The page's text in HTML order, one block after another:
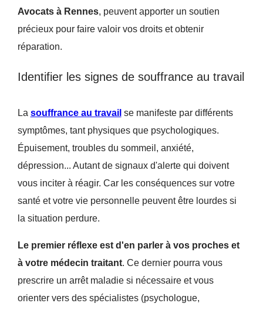
Avocats à Rennes, peuvent apporter un soutien
précieux pour faire valoir vos droits et obtenir
réparation.
Identifier les signes de souffrance au travail
La souffrance au travail se manifeste par différents
symptômes, tant physiques que psychologiques.
Épuisement, troubles du sommeil, anxiété,
dépression... Autant de signaux d'alerte qui doivent
vous inciter à réagir. Car les conséquences sur votre
santé et votre vie personnelle peuvent être lourdes si
la situation perdure.
Le premier réflexe est d'en parler à vos proches et
à votre médecin traitant. Ce dernier pourra vous
prescrire un arrêt maladie si nécessaire et vous
orienter vers des spécialistes (psychologue,